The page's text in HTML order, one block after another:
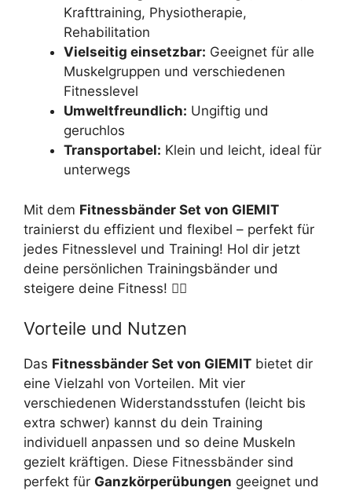
Krafttraining, Physiotherapie,
Rehabilitation
Vielseitig einsetzbar: Geeignet für alle
Muskelgruppen und verschiedenen
Fitnesslevel
Umweltfreundlich: Ungiftig und
geruchlos
Transportabel: Klein und leicht, ideal für
unterwegs
Mit dem Fitnessbänder Set von GIEMIT
trainierst du effizient und flexibel – perfekt für
jedes Fitnesslevel und Training! Hol dir jetzt
deine persönlichen Trainingsbänder und
steigere deine Fitness! 🏋️‍♂️
Vorteile und Nutzen
Das Fitnessbänder Set von GIEMIT bietet dir
eine Vielzahl von Vorteilen. Mit vier
verschiedenen Widerstandsstufen (leicht bis
extra schwer) kannst du dein Training
individuell anpassen und so deine Muskeln
gezielt kräftigen. Diese Fitnessbänder sind
perfekt für Ganzkörperübungen geeignet und